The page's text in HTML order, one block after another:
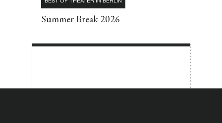
Summer Break 2026